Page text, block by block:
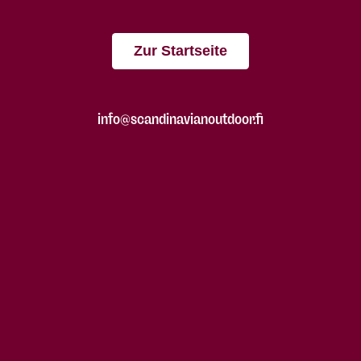
Zur Startseite
info@scandinavianoutdoor.fi